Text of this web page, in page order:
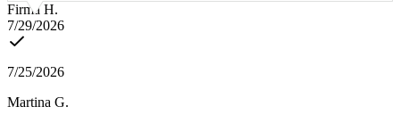
Firma H.
7/29/2026
7/25/2026
Martina G.